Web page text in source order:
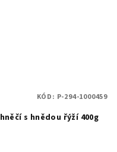
s hnědou řýží 400g
KÓD: P-294-1000459